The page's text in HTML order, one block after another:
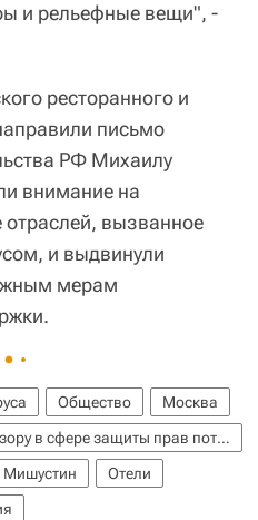
и рельефные вещи", -
ресторанного и
письмо
РФ Михаилу
внимание на
отраслей, вызванное
и выдвинули
мерам
Общество
Москва
Федеральная служба по надзору в сфере защиты прав потребителей и благополучия человека (Роспотребнадзор)
Отели